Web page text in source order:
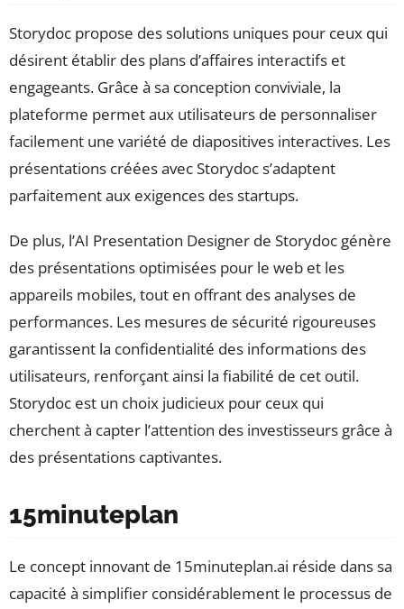
Storydoc propose des solutions uniques pour ceux qui
désirent établir des plans d’affaires interactifs et
engageants. Grâce à sa conception conviviale, la
plateforme permet aux utilisateurs de personnaliser
facilement une variété de diapositives interactives. Les
présentations créées avec Storydoc s’adaptent
parfaitement aux exigences des startups.
De plus, l’AI Presentation Designer de Storydoc génère
des présentations optimisées pour le web et les
appareils mobiles, tout en offrant des analyses de
performances. Les mesures de sécurité rigoureuses
garantissent la confidentialité des informations des
utilisateurs, renforçant ainsi la fiabilité de cet outil.
Storydoc est un choix judicieux pour ceux qui
cherchent à capter l’attention des investisseurs grâce à
des présentations captivantes.
15minuteplan
Le concept innovant de 15minuteplan.ai réside dans sa
capacité à simplifier considérablement le processus de